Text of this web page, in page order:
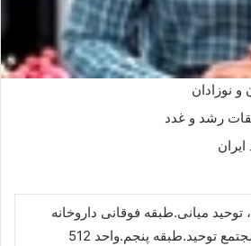
نوزادان
رشد و غدد
توحید میانی.طبقه فوقانی داروخانه
توحید.طبقه پنجم.واحد 512